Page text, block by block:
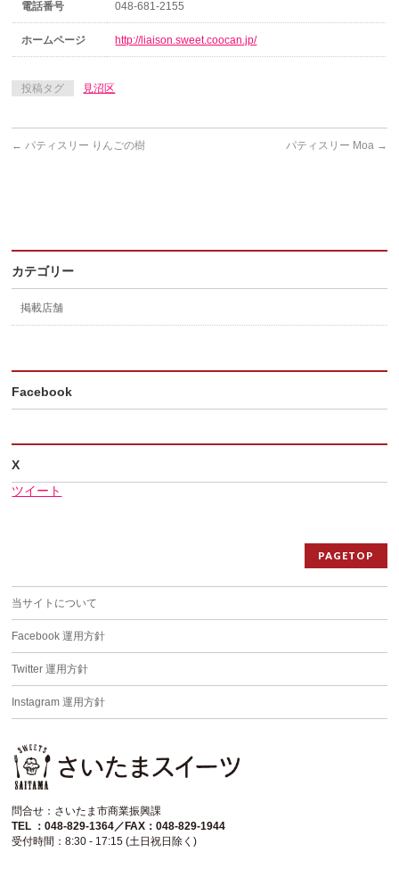
電話番号 048-681-2155
ホームページ http://liaison.sweet.coocan.jp/
投稿タグ 見沼区
← パティスリー りんごの樹 パティスリー Moa →
カテゴリー
掲載店舗
Facebook
X
ツイート
PAGETOP
当サイトについて
Facebook 運用方針
Twitter 運用方針
Instagram 運用方針
問合せ：さいたま市商業振興課
TEL ：048-829-1364／FAX：048-829-1944
受付時間：8:30 - 17:15 (土日祝日除く)